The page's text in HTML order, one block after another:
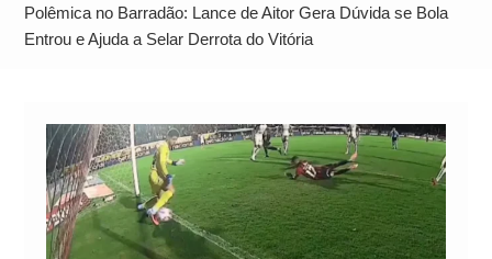
Alto
Polêmica no Barradão: Lance de Aitor Gera Dúvida se Bola
Entrou e Ajuda a Selar Derrota do Vitória